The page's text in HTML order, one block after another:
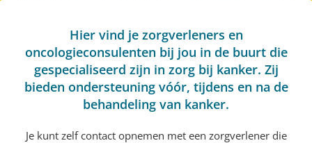
Hier vind je zorgverleners en
oncologieconsulenten bij jou in de buurt die
gespecialiseerd zijn in zorg bij kanker. Zij
bieden ondersteuning vóór, tijdens en na de
behandeling van kanker.
Je kunt zelf contact opnemen met een zorgverlener die